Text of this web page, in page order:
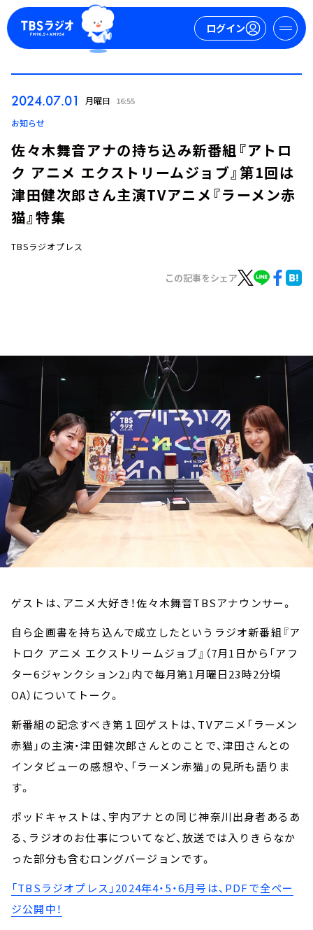
ログイン
今日の番組表
YouTube
会社情報
2024.07.01 月曜日 16:55
お知らせ
佐々木舞音アナの持ち込み新番組『アトロ
ク アニメ エクストリームジョブ』第1回は
津田健次郎さん主演TVアニメ『ラーメン赤
猫』特集
TBSラジオプレス
この記事をシェア
ゲストは、アニメ大好き！佐々木舞音TBSアナウンサー。
自ら企画書を持ち込んで成立したというラジオ新番組『ア
トロク アニメ エクストリームジョブ』（7月1日から「アフ
ター6ジャンクション2」内で毎月第1月曜日23時2分頃
OA）についてトーク。
新番組の記念すべき第１回ゲストは、TVアニメ「ラーメン
赤猫」の主演・津田健次郎さんとのことで、津田さんとの
インタビューの感想や、「ラーメン赤猫」の見所も語りま
す。
ポッドキャストは、宇内アナとの同じ神奈川出身者あるあ
る、ラジオのお仕事についてなど、放送では入りきらなか
った部分も含むロングバージョンです。
「TBSラジオプレス」2024年4・5・6月号は、PDFで全ペー
ジ公開中！